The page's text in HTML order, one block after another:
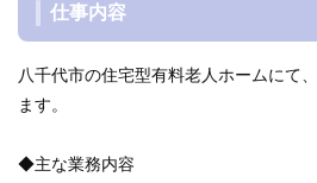
仕事内容
八千代市の住宅型有料老人ホームにて
ます。
◆主な業務内容